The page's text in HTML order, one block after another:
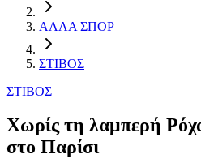
ΑΛΛΑ ΣΠΟΡ
ΣΤΙΒΟΣ
ΣΤΙΒΟΣ
Χωρίς τη λαμπερή
στο Παρίσι